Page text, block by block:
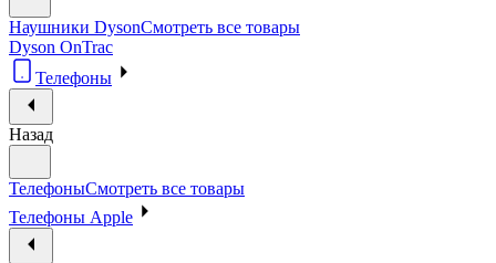
Наушники DysonСмотреть все товары
Dyson OnTrac
Телефоны
Назад
ТелефоныСмотреть все товары
Телефоны Apple